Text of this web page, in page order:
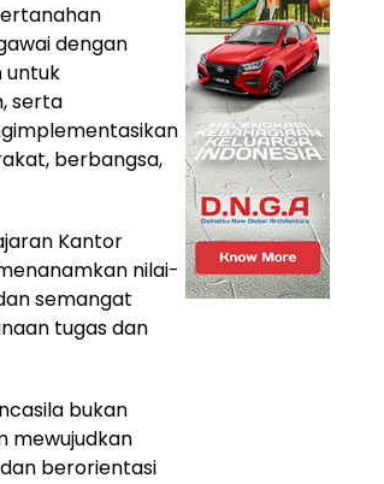
dengan
untuk
serta
berbangsa,
Kantor
nilai-
semangat
tugas dan
bukan
mewujudkan
berorientasi